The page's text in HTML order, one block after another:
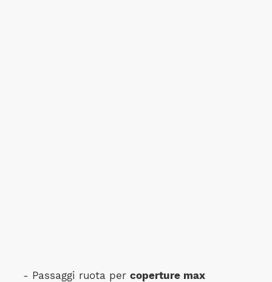
- Passaggi ruota per coperture max